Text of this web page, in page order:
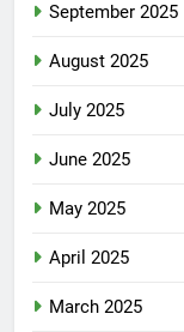
September 2025
August 2025
July 2025
June 2025
May 2025
April 2025
March 2025